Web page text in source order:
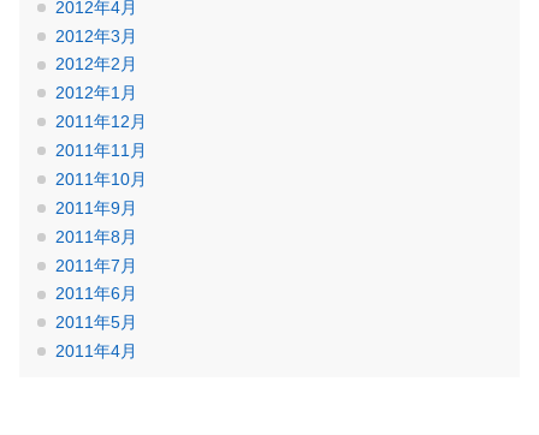
2012年4月
2012年3月
2012年2月
2012年1月
2011年12月
2011年11月
2011年10月
2011年9月
2011年8月
2011年7月
2011年6月
2011年5月
2011年4月